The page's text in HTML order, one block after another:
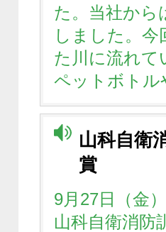
た。当社から
しました。
た川に流れて
ペットボト
山科自衛
賞
9月27日（金
山科自衛消防